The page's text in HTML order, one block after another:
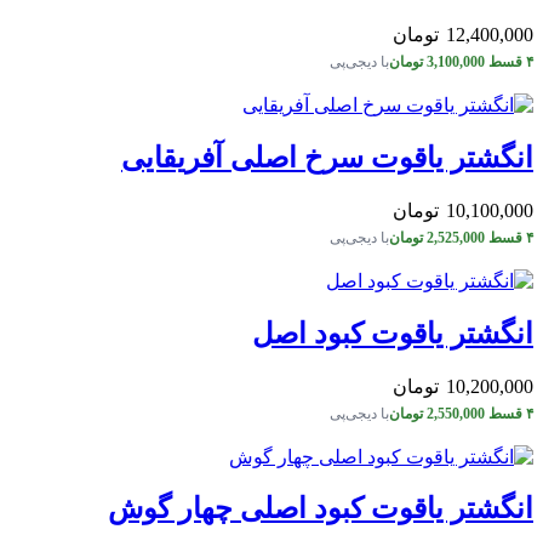
12,400,000 تومان
۴ قسط 3,100,000 تومانبا دیجی‌پی
انگشتر یاقوت سرخ اصلی آفریقایی
10,100,000 تومان
۴ قسط 2,525,000 تومانبا دیجی‌پی
انگشتر یاقوت کبود اصل
10,200,000 تومان
۴ قسط 2,550,000 تومانبا دیجی‌پی
انگشتر یاقوت کبود اصلی چهار گوش